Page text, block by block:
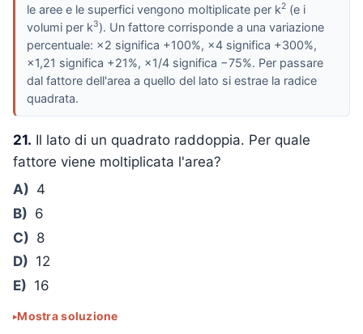
le aree e le superfici vengono moltiplicate per k2 (e i
volumi per k3). Un fattore corrisponde a una variazione
percentuale: ×2 significa +100%, ×4 significa +300%,
×1,21 significa +21%, ×1/4 significa −75%. Per passare
dal fattore dell'area a quello del lato si estrae la radice
quadrata.
21. Il lato di un quadrato raddoppia. Per quale
fattore viene moltiplicata l'area?
A) 4
B) 6
C) 8
D) 12
E) 16
Mostra soluzione